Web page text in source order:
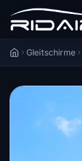
AccueilGleitschirme